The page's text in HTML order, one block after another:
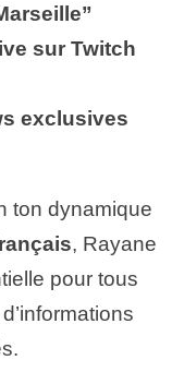
sur Twitch
exclusives
ton dynamique
, Rayane
pour tous